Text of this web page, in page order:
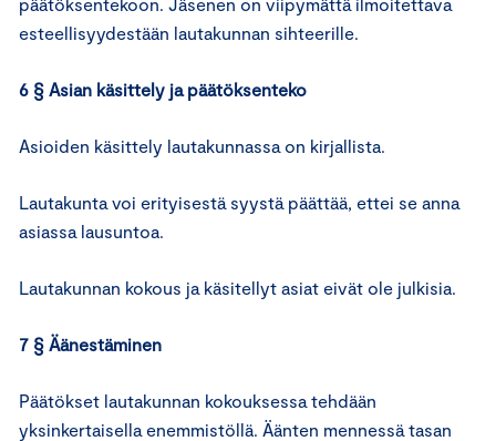
esteellisyydestään lautakunnan sihteerille.
6 § Asian käsittely ja päätöksenteko
Asioiden käsittely lautakunnassa on kirjallista.
Lautakunta voi erityisestä syystä päättää, ettei se anna
asiassa lausuntoa.
Lautakunnan kokous ja käsitellyt asiat eivät ole julkisia.
7 § Äänestäminen
Päätökset lautakunnan kokouksessa tehdään
yksinkertaisella enemmistöllä. Äänten mennessä tasan